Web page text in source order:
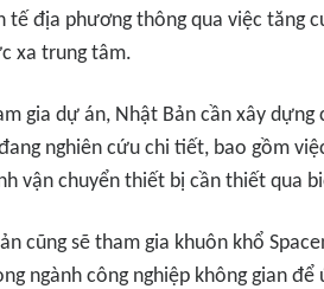
tế địa phương thông qua việc tăng
xa trung tâm.
gia dự án, Nhật Bản cần xây
nghiên cứu chi tiết, bao gồm
vận chuyển thiết bị cần thiết qua
cũng sẽ tham gia khuôn khổ
ngành công nghiệp không gian để